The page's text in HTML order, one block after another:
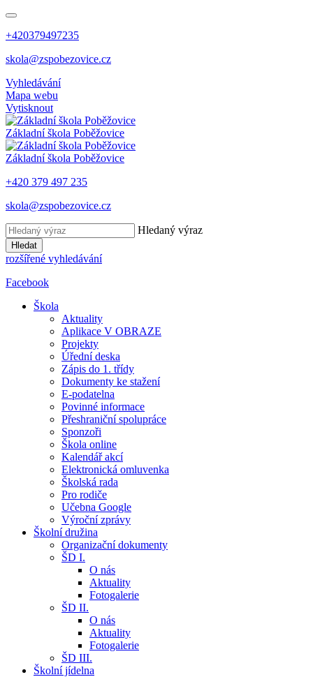
+420379497235
skola@zspobezovice.cz
Vyhledávání
Mapa webu
Vytisknout
Základní škola Poběžovice
Základní škola Poběžovice
+420 379 497 235
skola@zspobezovice.cz
Hledaný výraz
Hledat
rozšířené vyhledávání
Facebook
Škola
Aktuality
Aplikace V OBRAZE
Projekty
Úřední deska
Zápis do 1. třídy
Dokumenty ke stažení
E-podatelna
Povinné informace
Přeshraniční spolupráce
Sponzoři
Škola online
Kalendář akcí
Elektronická omluvenka
Školská rada
Pro rodiče
Učebna Google
Výroční zprávy
Školní družina
Organizační dokumenty
ŠD I.
O nás
Aktuality
Fotogalerie
ŠD II.
O nás
Aktuality
Fotogalerie
ŠD III.
Školní jídelna